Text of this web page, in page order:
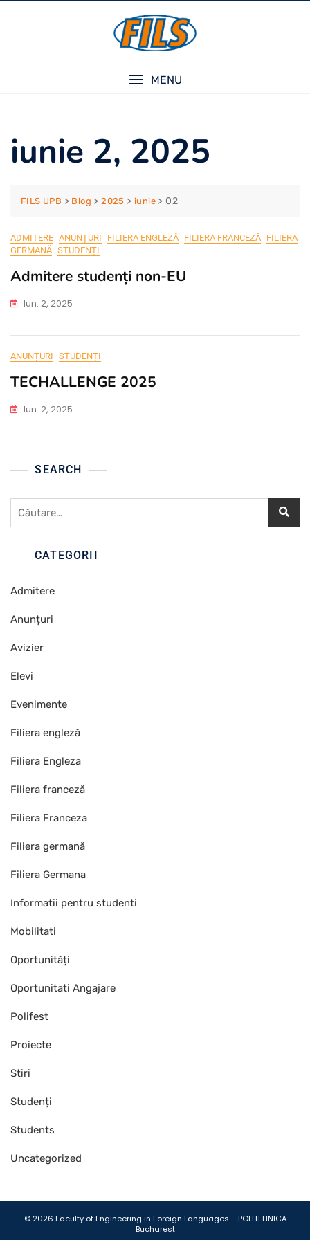
MENU
iunie 2, 2025
FILS UPB > Blog >2025 >iunie > 02
ADMITERE ANUNȚURI FILIERA ENGLEZĂ FILIERA FRANCEZĂ FILIERA
GERMANĂ STUDENȚI
Admitere studenți non-EU
Iun. 2, 2025
ANUNȚURI STUDENȚI
TECHALLENGE 2025
Iun. 2, 2025
SEARCH
CATEGORII
Admitere
Anunțuri
Avizier
Elevi
Evenimente
Filiera engleză
Filiera Engleza
Filiera franceză
Filiera Franceza
Filiera germană
Filiera Germana
Informatii pentru studenti
Mobilitati
Oportunități
Oportunitati Angajare
Polifest
Proiecte
Stiri
Studenți
Students
Uncategorized